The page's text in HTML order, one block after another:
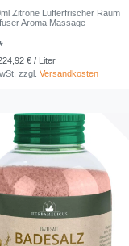
Zitrone Lufterfrischer Raum
Aroma Massage
€ / Liter
zzgl.Versandkosten